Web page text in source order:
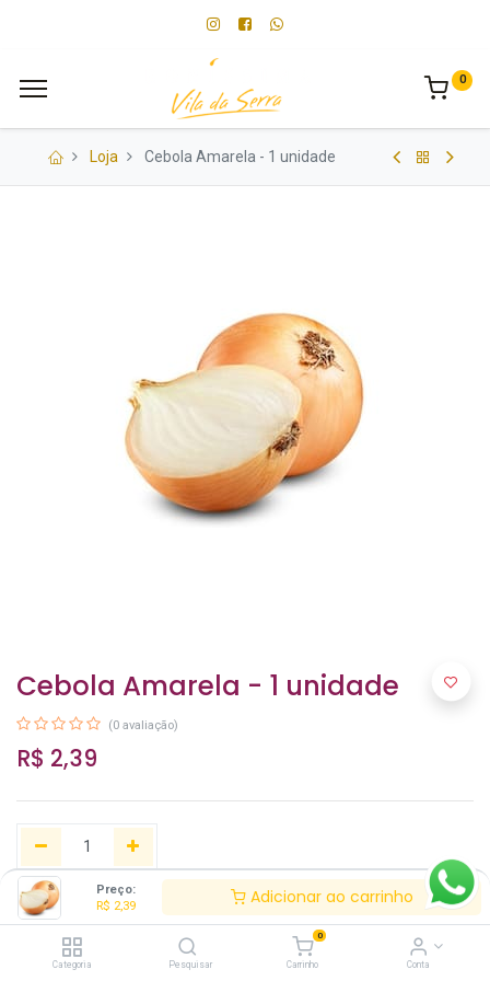
Preço:
R$ 2,39 Adicionar ao carrinho
Categoria Pesquisar
0
Carrinho Conta
0
Loja Cebola Amarela - 1 unidade
Cebola Amarela - 1 unidade
(0 avaliação)
R$ 2,39
Adicionar ao carrinho